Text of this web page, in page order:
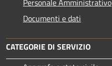
Personale Amministrativo
Documenti e dati
CATEGORIE DI SERVIZIO